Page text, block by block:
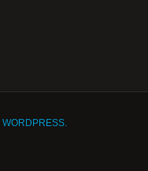
WORDPRESS.